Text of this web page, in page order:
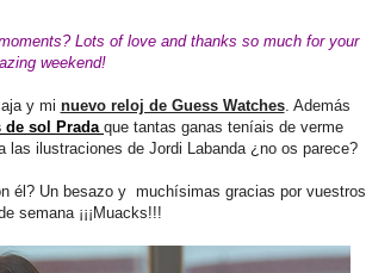
Lots of loveand thanks so much for your
weekend!
y mi nuevo reloj de Guess Watches. Además
de sol Pradaque tantas ganas teníais de verme
ilustraciones de Jordi Labanda ¿no os parece?
él? Un besazo y muchísimas gracias por vuestros
semana ¡¡¡Muacks!!!